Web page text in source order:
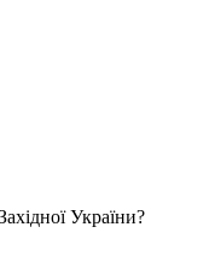
України?